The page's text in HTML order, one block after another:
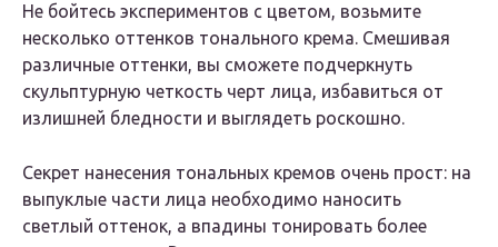
Не бойтесь экспериментов с цветом, возьмите
несколько оттенков тонального крема. Смешивая
различные оттенки, вы сможете подчеркнуть
скульптурную четкость черт лица, избавиться от
излишней бледности и выглядеть роскошно.
Секрет нанесения тональных кремов очень прост: на
выпуклые части лица необходимо наносить
светлый оттенок, а впадины тонировать более